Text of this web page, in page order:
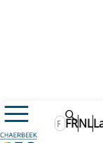
FRNL
Eglise
Eglise
Eglise